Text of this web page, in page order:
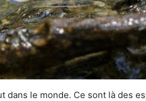
le monde. Ce sont là des